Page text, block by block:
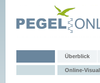
Überblick
Online-